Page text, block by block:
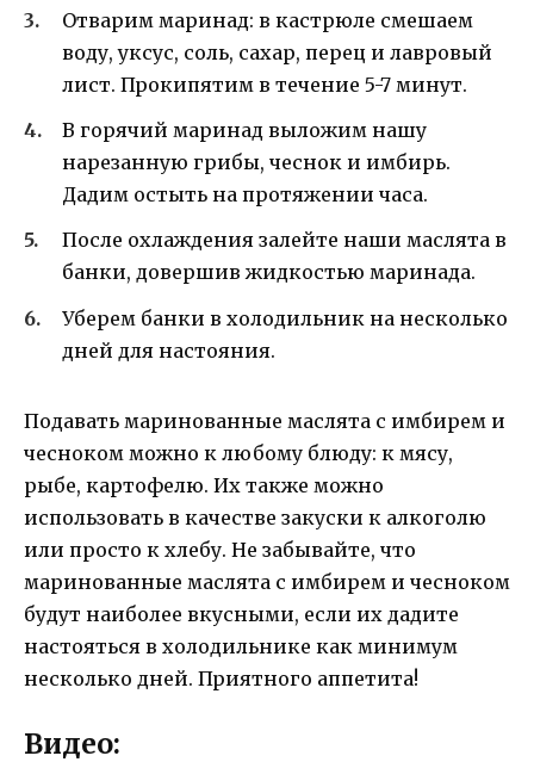
Отварим маринад: в кастрюле смешаем
воду, уксус, соль, сахар, перец и лавровый
лист. Прокипятим в течение 5-7 минут.
В горячий маринад выложим нашу
нарезанную грибы, чеснок и имбирь.
Дадим остыть на протяжении часа.
После охлаждения залейте наши маслята в
банки, довершив жидкостью маринада.
Уберем банки в холодильник на несколько
дней для настояния.
Подавать маринованные маслята с имбирем и
чесноком можно к любому блюду: к мясу,
рыбе, картофелю. Их также можно
использовать в качестве закуски к алкоголю
или просто к хлебу. Не забывайте, что
маринованные маслята с имбирем и чесноком
будут наиболее вкусными, если их дадите
настояться в холодильнике как минимум
несколько дней. Приятного аппетита!
Видео: